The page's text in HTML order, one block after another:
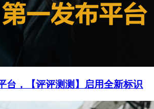
台，【评评测测】启用全新标识